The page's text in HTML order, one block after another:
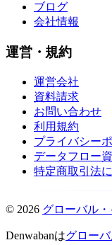
ブログ
会社情報
運営・規約
運営会社
資料請求
お問い合わせ
利用規約
プライバシー
データフロー
特定商取引法
© 2026 グローバル
Denwabanはグロー